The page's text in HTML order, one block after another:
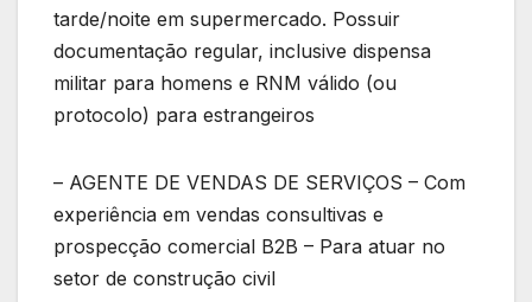
tarde/noite em supermercado. Possuir
documentação regular, inclusive dispensa
militar para homens e RNM válido (ou
protocolo) para estrangeiros
– AGENTE DE VENDAS DE SERVIÇOS – Com
experiência em vendas consultivas e
prospecção comercial B2B – Para atuar no
setor de construção civil